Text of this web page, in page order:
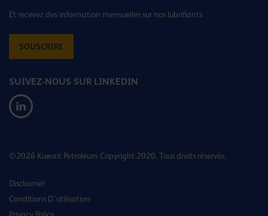
Et recevez des information mensuelles sur nos lubrifiants
SOUSCRIRE
SUIVEZ-NOUS SUR LINKEDIN
©2026 Kuwait Petroleum Copyright 2020. Tous droits réservés.
Disclaimer
Conditions D’utilisation